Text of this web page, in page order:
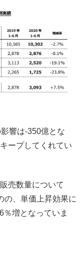
響は-350億とな
ープしてくれてい
売数量について
の、単価上昇効果に
％増となっていま